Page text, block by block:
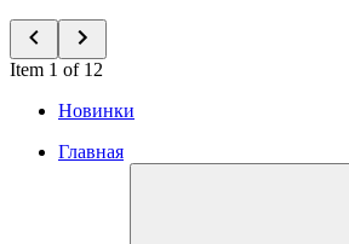
Item 1 of 12
Новинки
Главная